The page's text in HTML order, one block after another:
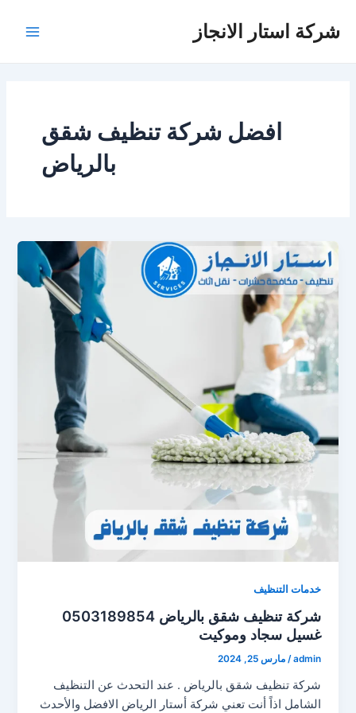
المحتوى
شركة استار الانجاز
افضل شركة تنظيف شقق
بالرياض
خدمات التنظيف
شركة تنظيف شقق بالرياض 0503189854
غسيل سجاد وموكيت
admin
/مارس 25, 2024
شركة تنظيف شقق بالرياض . عند التحدث عن التنظيف
الشامل اذاً أنت تعني شركة أستار الرياض الافضل والأحدث